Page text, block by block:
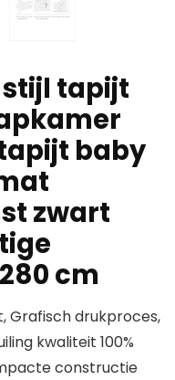
stijl tapijt
baby
zwart
cm
Grafisch drukproces,
kwaliteit 100%
constructie